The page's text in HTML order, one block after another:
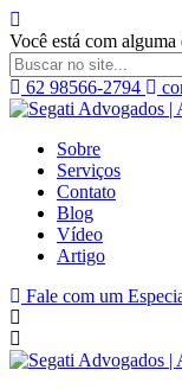
Você está com alguma
62 98566-2794
Sobre
Serviços
Contato
Blog
Vídeo
Artigo
Fale com um